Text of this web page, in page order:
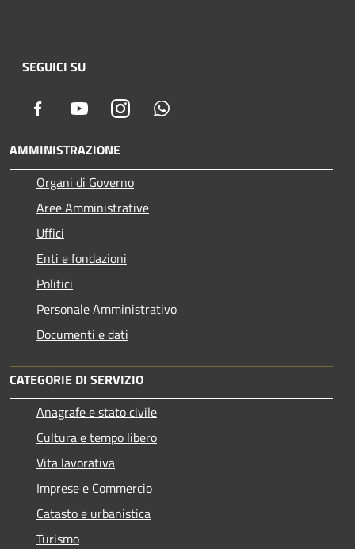
SEGUICI SU
Facebook YoutubeInstagram
AMMINISTRAZIONE
Organi di Governo
Aree Amministrative
Uffici
Enti e fondazioni
Politici
Personale Amministrativo
Documenti e dati
CATEGORIE DI SERVIZIO
Anagrafe e stato civile
Cultura e tempo libero
Vita lavorativa
Imprese e Commercio
Catasto e urbanistica
Turismo